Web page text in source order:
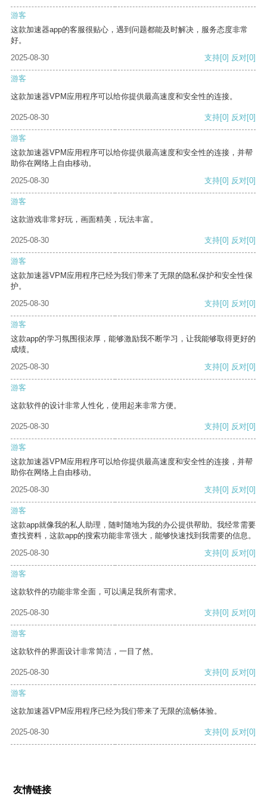
游客
这款加速器app的客服很贴心，遇到问题都能及时解决，服务态度非常
好。
2025-08-30
支持[0] 反对[0]
游客
这款加速器VPM应用程序可以给你提供最高速度和安全性的连接。
2025-08-30 支持[0] 反对[0]
游客
这款加速器VPM应用程序可以给你提供最高速度和安全性的连接，并帮
助你在网络上自由移动。
2025-08-30
支持[0] 反对[0]
游客
这款游戏非常好玩，画面精美，玩法丰富。
2025-08-30 支持[0] 反对[0]
游客
这款加速器VPM应用程序已经为我们带来了无限的隐私保护和安全性保
护。
2025-08-30
支持[0] 反对[0]
游客
这款app的学习氛围很浓厚，能够激励我不断学习，让我能够取得更好的
成绩。
2025-08-30
支持[0] 反对[0]
游客
这款软件的设计非常人性化，使用起来非常方便。
2025-08-30 支持[0] 反对[0]
游客
这款加速器VPM应用程序可以给你提供最高速度和安全性的连接，并帮
助你在网络上自由移动。
2025-08-30
支持[0] 反对[0]
游客
这款app就像我的私人助理，随时随地为我的办公提供帮助。我经常需要
查找资料，这款app的搜索功能非常强大，能够快速找到我需要的信息。
2025-08-30
支持[0] 反对[0]
游客
这款软件的功能非常全面，可以满足我所有需求。
2025-08-30 支持[0] 反对[0]
游客
这款软件的界面设计非常简洁，一目了然。
2025-08-30 支持[0] 反对[0]
游客
这款加速器VPM应用程序已经为我们带来了无限的流畅体验。
2025-08-30 支持[0] 反对[0]
友情链接